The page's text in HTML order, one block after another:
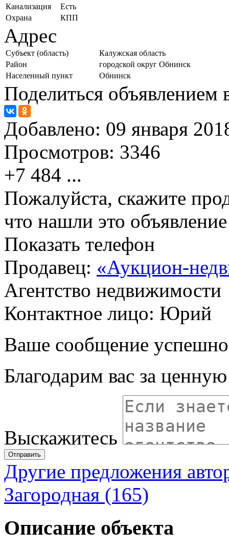
Канализация
Есть
Охрана
КПП
Адрес
Субъект (область)
Калужская область
Район
городской округ Обнинск
Населенный пункт
Обнинск
Поделиться объявлением
Добавлено: 09 января
Просмотров: 3346
+7 484 ...
Пожалуйста, скажите
что нашли это
Показать телефон
Продавец: «Аукцион-
Агентство недвижимости
Контактное лицо: Юрий
Ваше сообщение успешно
Благодарим вас за
Выскажитесь
Отправить
Другие предложения
Загородная (165)
Описание объекта